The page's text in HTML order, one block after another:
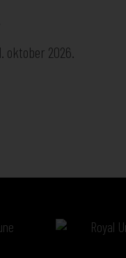
oktober 2026.